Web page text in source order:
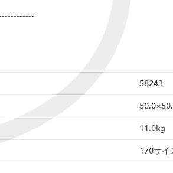
58243
11.0kg
170サイ